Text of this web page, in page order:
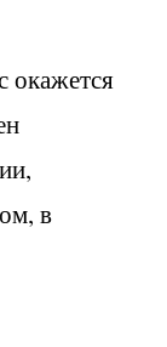
окажется
в